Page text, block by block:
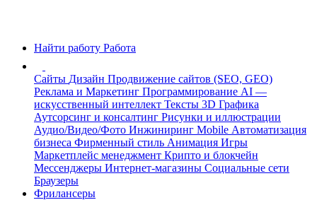
Найти работу Работа
Сайты Дизайн Продвижение сайтов (SEO, GEO)
Реклама и Маркетинг Программирование AI —
искусственный интеллект Тексты 3D Графика
Аутсорсинг и консалтинг Рисунки и иллюстрации
Аудио/Видео/Фото Инжиниринг Mobile Автоматизация
бизнеса Фирменный стиль Анимация Игры
Маркетплейс менеджмент Крипто и блокчейн
Мессенджеры Интернет-магазины Социальные сети
Браузеры
Фрилансеры